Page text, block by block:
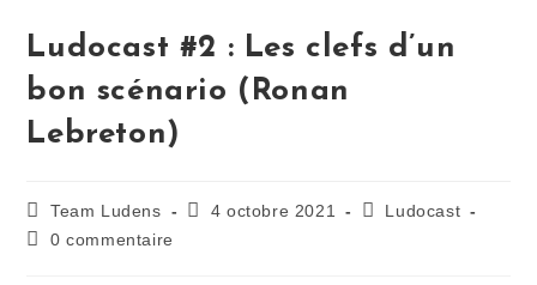
Ludocast #2 : Les clefs d’un
bon scénario (Ronan
Lebreton)
Team Ludens 4 octobre 2021
Ludocast
0 commentaire